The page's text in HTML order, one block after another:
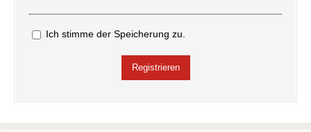
Ich stimme der Speicherung zu.